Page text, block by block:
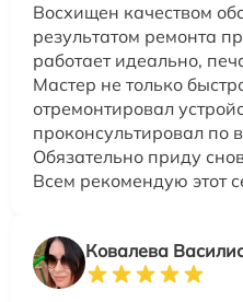
Восхищен качеством
результатом ремонта
работает идеально,
Мастер не только
отремонтировал
проконсультировал по
Обязательно приду
Всем рекомендую этот
Ковалева